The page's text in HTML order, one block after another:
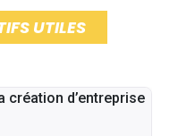
UTILES